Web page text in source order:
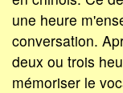
une heure
conversation.
deux ou trois
mémoriser le